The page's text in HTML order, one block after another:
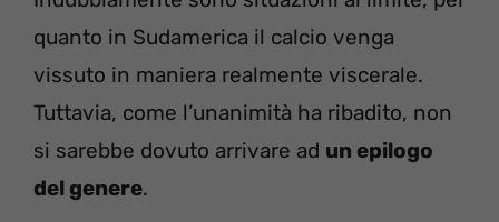
quanto in Sudamerica il calcio venga
vissuto in maniera realmente viscerale.
Tuttavia, come l’unanimità ha ribadito, non
si sarebbe dovuto arrivare ad un epilogo
del genere.